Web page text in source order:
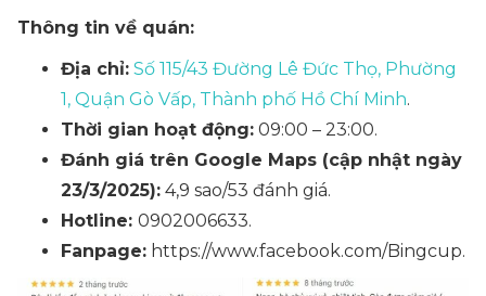
Thông tin về quán:
Địa chỉ: Số 115/43 Đường Lê Đức Thọ, Phường
1, Quận Gò Vấp, Thành phố Hồ Chí Minh.
Thời gian hoạt động: 09:00 – 23:00.
Đánh giá trên Google Maps (cập nhật ngày
23/3/2025): 4,9 sao/53 đánh giá.
Hotline: 0902006633.
Fanpage: https://www.facebook.com/Bingcup.